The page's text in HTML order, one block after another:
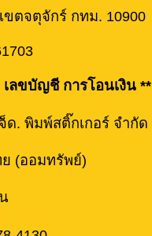
ขตจตุจักร์ กทม. 10900
เลขบัญชี การโอนเงิน **
. พิมพ์สติ๊กเกอร์ จำกัด
(ออมทรัพย์)